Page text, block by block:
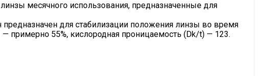
месячного использования, предназначенные для
предназначен для стабилизации положения линзы во время
55%, кислородная проницаемость (Dk/t) — 123.